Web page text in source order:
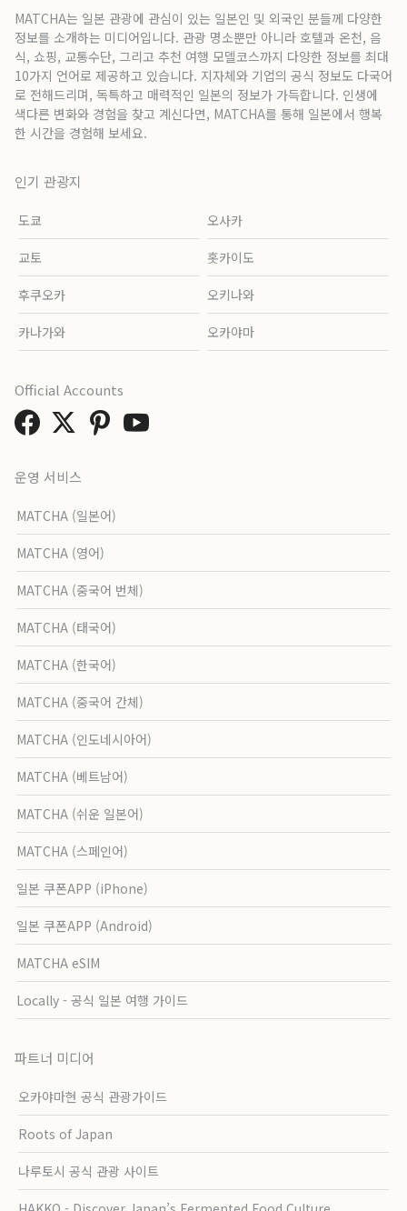
MATCHA는 일본 관광에 관심이 있는 일본인 및 외국인 분들께 다양한
정보를 소개하는 미디어입니다. 관광 명소뿐만 아니라 호텔과 온천, 음
식, 쇼핑, 교통수단, 그리고 추천 여행 모델코스까지 다양한 정보를 최대
10가지 언어로 제공하고 있습니다. 지자체와 기업의 공식 정보도 다국어
로 전해드리며, 독특하고 매력적인 일본의 정보가 가득합니다. 인생에
색다른 변화와 경험을 찾고 계신다면, MATCHA를 통해 일본에서 행복
한 시간을 경험해 보세요.
인기 관광지
도쿄 오사카
교토 홋카이도
후쿠오카 오키나와
카나가와 오카야마
운영 서비스
MATCHA (일본어)
MATCHA (영어)
MATCHA (중국어 번체)
MATCHA (태국어)
MATCHA (한국어)
MATCHA (중국어 간체)
MATCHA (인도네시아어)
MATCHA (베트남어)
MATCHA (쉬운 일본어)
MATCHA (스페인어)
일본 쿠폰APP (iPhone)
일본 쿠폰APP (Android)
MATCHA eSIM
Locally - 공식 일본 여행 가이드
파트너 미디어
오카야마현 공식 관광가이드
Roots of Japan
나루토시 공식 관광 사이트
Official Accounts